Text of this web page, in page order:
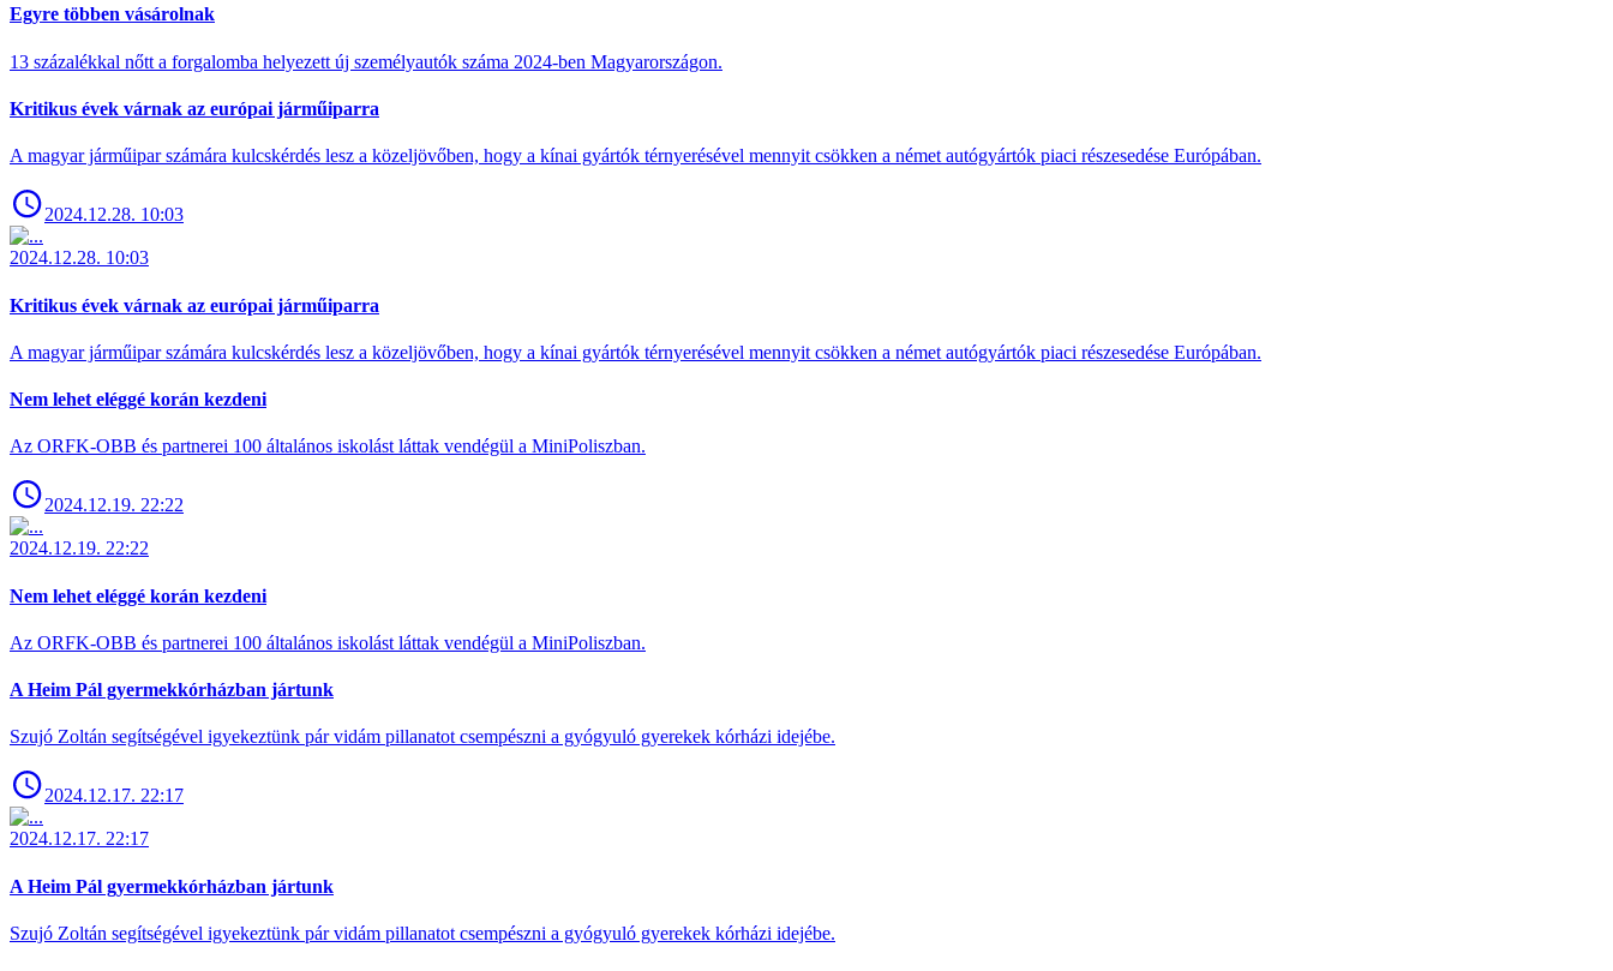
Egyre többen vásárolnak
13 százalékkal nőtt a forgalomba helyezett új személyautók száma 2024-ben Magyarországon.
Kritikus évek várnak az európai járműiparra
A magyar járműipar számára kulcskérdés lesz a közeljövőben, hogy a kínai gyártók térnyerésével mennyit csökken a német autógyártók piaci részesedése Európában.
2024.12.28. 10:03
2024.12.28. 10:03
Kritikus évek várnak az európai járműiparra
A magyar járműipar számára kulcskérdés lesz a közeljövőben, hogy a kínai gyártók térnyerésével mennyit csökken a német autógyártók piaci részesedése Európában.
Nem lehet eléggé korán kezdeni
Az ORFK-OBB és partnerei 100 általános iskolást láttak vendégül a MiniPoliszban.
2024.12.19. 22:22
2024.12.19. 22:22
Nem lehet eléggé korán kezdeni
Az ORFK-OBB és partnerei 100 általános iskolást láttak vendégül a MiniPoliszban.
A Heim Pál gyermekkórházban jártunk
Szujó Zoltán segítségével igyekeztünk pár vidám pillanatot csempészni a gyógyuló gyerekek kórházi idejébe.
2024.12.17. 22:17
2024.12.17. 22:17
A Heim Pál gyermekkórházban jártunk
Szujó Zoltán segítségével igyekeztünk pár vidám pillanatot csempészni a gyógyuló gyerekek kórházi idejébe.